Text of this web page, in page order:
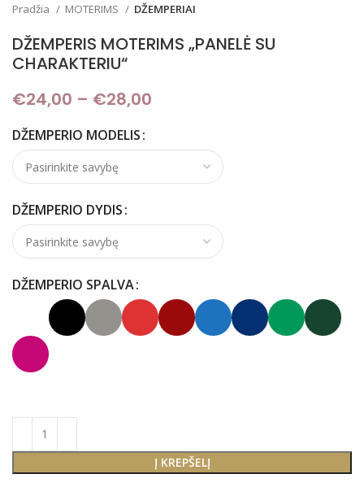
Pradžia MOTERIMS DŽEMPERIAI
DŽEMPERIS MOTERIMS „PANELĖ SU
CHARAKTERIU“
€24,00 – €28,00
DŽEMPERIO MODELIS
DŽEMPERIO DYDIS
DŽEMPERIO SPALVA
Į KREPŠELĮ